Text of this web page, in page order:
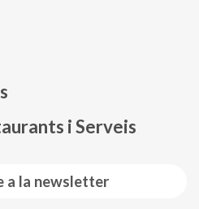
a la newsletter
i Serveis